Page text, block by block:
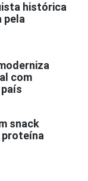
histórica
pela
com
snack
proteína